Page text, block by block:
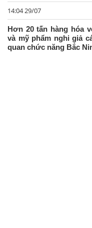
14:04 29/07
Hơn 20 tấn hàng hóa
và mỹ phẩm nghi giả
quan chức năng Bắc